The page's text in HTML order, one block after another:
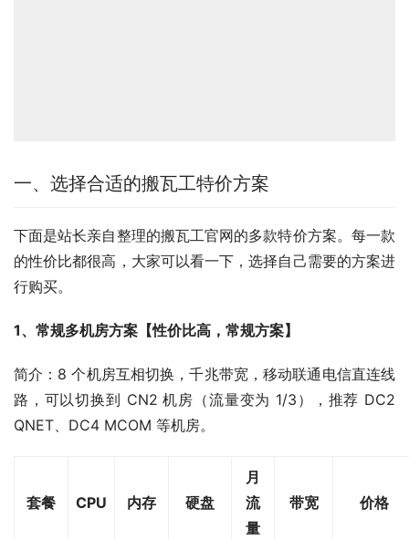
一、选择合适的搬瓦工特价方案
下面是站长亲自整理的搬瓦工官网的多款特价方案。每一款
的性价比都很高，大家可以看一下，选择自己需要的方案进
行购买。
1、常规多机房方案【性价比高，常规方案】
简介：8 个机房互相切换，千兆带宽，移动联通电信直连线
路，可以切换到 CN2 机房（流量变为 1/3），推荐 DC2
QNET、DC4 MCOM 等机房。
套餐 CPU 内存 硬盘
月
流
量
带宽 价格